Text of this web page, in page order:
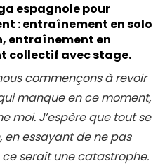
espagnole pour
: entraînement en solo
entraînement en
collectif avec stage.
commençons à revoir
manque en ce moment,
moi. J’espère que tout se
essayant de ne pas
serait une catastrophe.